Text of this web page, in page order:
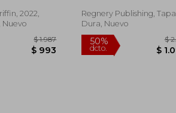
2022,
Nuevo
Regnery Publishing, Tapa
Dura, Nuevo